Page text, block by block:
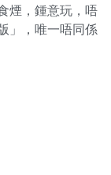
煙，鍾意玩，唔
」，唯一唔同係